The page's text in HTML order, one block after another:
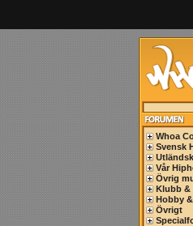
Whoa
Svensk
Vår
Övrig
Klubb &
Hobby
Övrigt